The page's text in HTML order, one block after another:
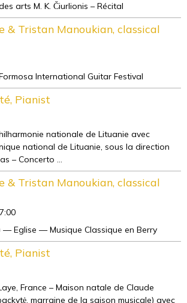
arts M. K. Čiurlionis – Récital
& Tristan Manoukian, classical
International Guitar Festival
Pianist
nationale de Lituanie avec
national de Lituanie, sous la direction
– Concerto ...
& Tristan Manoukian, classical
— Eglise — Musique Classique en Berry
Pianist
France – Maison natale de Claude
marraine de la saison musicale) avec